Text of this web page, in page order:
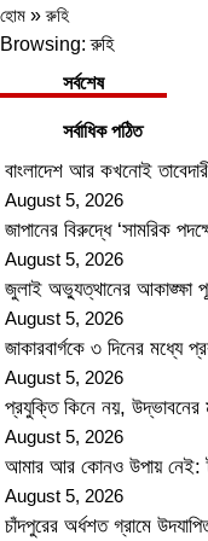
হোম »রুহি
Browsing:রুহি
সর্বশেষ
সর্বাধিক পঠিত
বাংলাদেশ আর কখনোই তাবেদারী
August 5, 2026
জাপানের বিরুদ্ধে ‘সামরিক
August 5, 2026
জুলাই অভ্যুত্থানের আকাঙ্ক্ষা
August 5, 2026
জাকারবার্গকে ৩ দিনের মধ্যে
August 5, 2026
প্রযুক্তি কিনে নয়, উদ্ভাবনের
August 5, 2026
আমার আর কোনও উপায় নেই:
August 5, 2026
চাঁদপুরের অর্ধশত গ্রামে